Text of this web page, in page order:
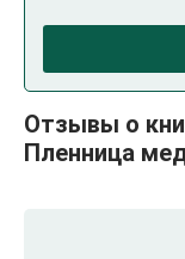
Отзывы о
Пленница